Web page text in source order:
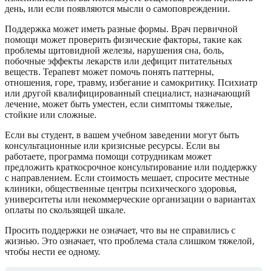
день, или если появляются мысли о самоповреждении.
Поддержка может иметь разные формы. Врач первичной
помощи может проверить физические факторы, такие как
проблемы щитовидной железы, нарушения сна, боль,
побочные эффекты лекарств или дефицит питательных
веществ. Терапевт может помочь понять паттерны,
отношения, горе, травму, избегание и самокритику. Психиатр
или другой квалифицированный специалист, назначающий
лечение, может быть уместен, если симптомы тяжелые,
стойкие или сложные.
Если вы студент, в вашем учебном заведении могут быть
консультационные или кризисные ресурсы. Если вы
работаете, программа помощи сотрудникам может
предложить краткосрочное консультирование или поддержку
с направлением. Если стоимость мешает, спросите местные
клиники, общественные центры психического здоровья,
университеты или некоммерческие организации о вариантах
оплаты по скользящей шкале.
Просить поддержки не означает, что вы не справились с
жизнью. Это означает, что проблема стала слишком тяжелой,
чтобы нести ее одному.